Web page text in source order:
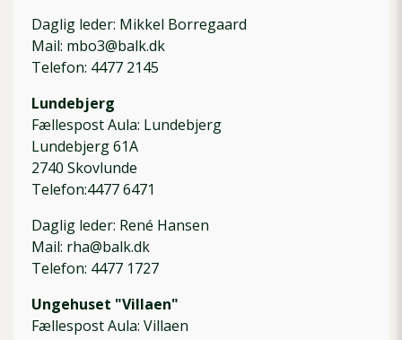
Daglig leder: Mikkel Borregaard
Mail: mbo3@balk.dk
Telefon: 4477 2145
Lundebjerg
Fællespost Aula: Lundebjerg
Lundebjerg 61A
2740 Skovlunde
Telefon:4477 6471
Daglig leder: René Hansen
Mail: rha@balk.dk
Telefon: 4477 1727
Ungehuset "Villaen"
Fællespost Aula: Villaen